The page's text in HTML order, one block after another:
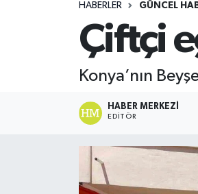
HABERLER GÜNCEL
Çiftçi
Konya’nın
HABER MERKEZI
EDITÖR
Süper Lig Puan Durumu ve
Tüm Manşetler
Son Dakika Haberleri
Haber Arşivi